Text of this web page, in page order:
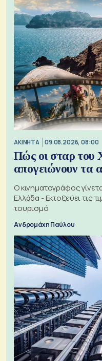
ΑΚΙΝΗΤΑ 09.08.2026, 08:00
Πώς οι σταρ του
απογειώνουν τα
Ο κινηματογράφος
Ελλάδα - Εκτοξεύει τις
τουρισμό
Ανδρομάχη Παύλου